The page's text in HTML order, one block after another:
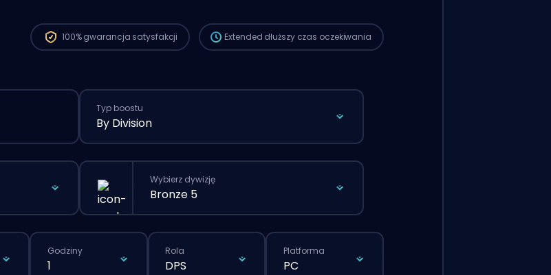
100%gwarancja satysfakcji Extended dłuższy czas oczekiwania
Typ boostu
By Division
Wybierz dywizję
Bronze 5
Godziny
1
Rola
DPS
Platforma
PC